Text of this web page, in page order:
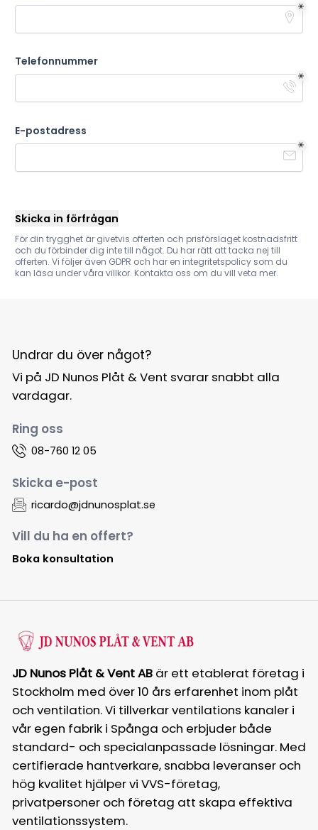
Telefonnummer
E-postadress
Skicka in förfrågan
För din trygghet är givetvis offerten och prisförslaget kostnadsfritt
och du förbinder dig inte till något. Du har rätt att tacka nej till
offerten. Vi följer även GDPR och har en integritetspolicy som du
kan läsa under våra villkor. Kontakta oss om du vill veta mer.
Undrar du över något?
Vi på JD Nunos Plåt & Vent svarar snabbt alla
vardagar.
Ring oss
08-760 12 05
Skicka e-post
ricardo@jdnunosplat.se
Vill du ha en offert?
Boka konsultation
JD Nunos Plåt & Vent AB är ett etablerat företag i
Stockholm med över 10 års erfarenhet inom plåt
och ventilation. Vi tillverkar ventilations kanaler i
vår egen fabrik i Spånga och erbjuder både
standard- och specialanpassade lösningar. Med
certifierade hantverkare, snabba leveranser och
hög kvalitet hjälper vi VVS-företag,
privatpersoner och företag att skapa effektiva
ventilationssystem.